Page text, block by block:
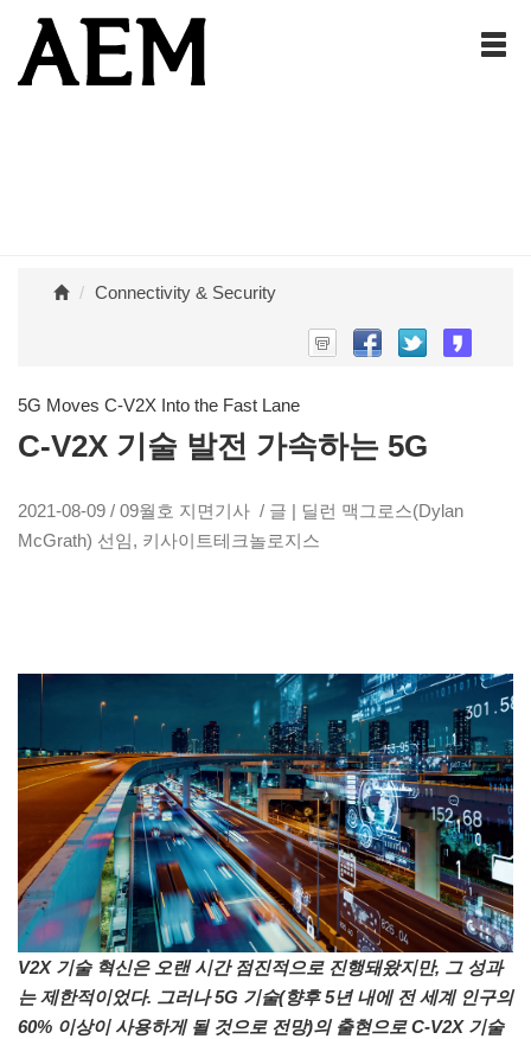
Connectivity & Security
5G Moves C-V2X Into the Fast Lane
C-V2X 기술 발전 가속하는 5G
2021-08-09 / 09월호 지면기사 / 글 | 딜런 맥그로스(Dylan
McGrath) 선임, 키사이트테크놀로지스
V2X 기술 혁신은 오랜 시간 점진적으로 진행돼왔지만, 그 성과
는 제한적이었다. 그러나 5G 기술(향후 5년 내에 전 세계 인구의
60% 이상이 사용하게 될 것으로 전망)의 출현으로 C-V2X 기술